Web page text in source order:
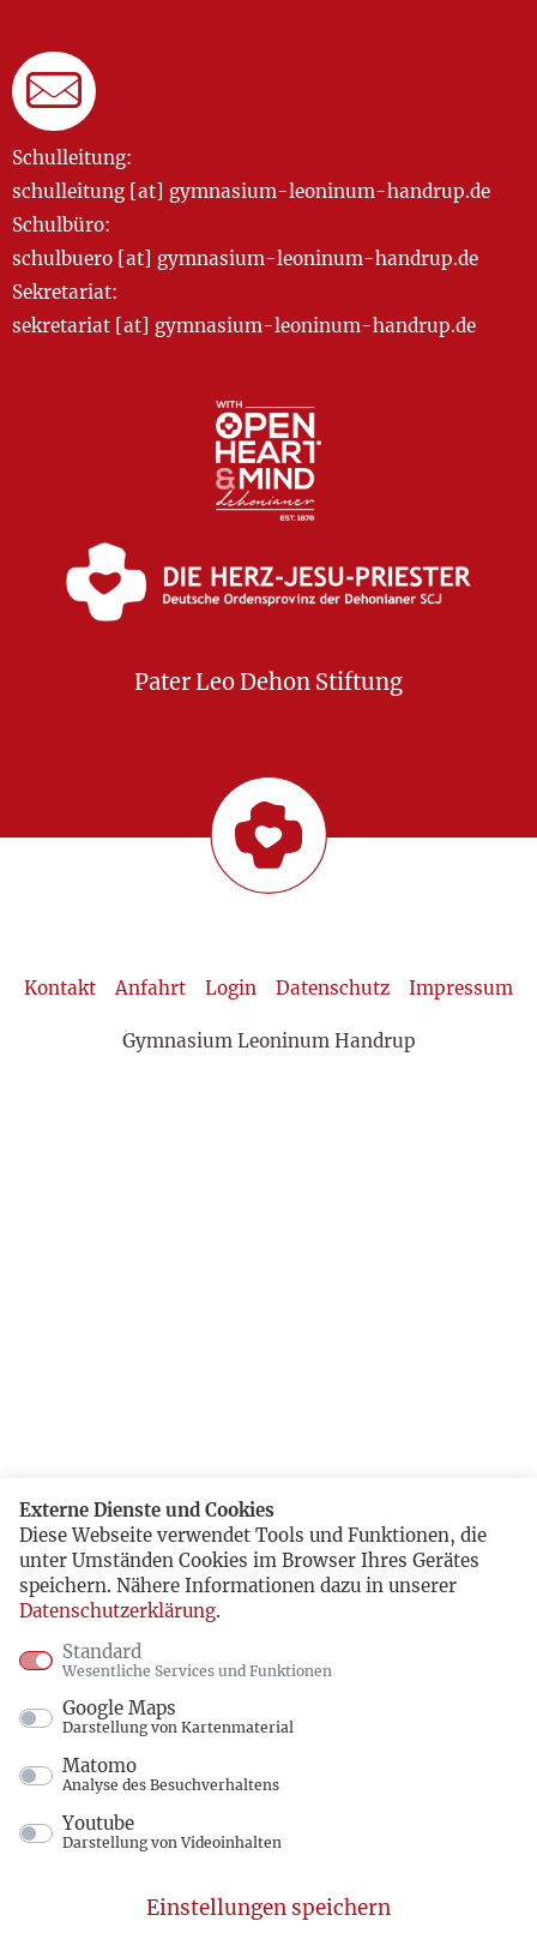
Schulleitung:
schulleitung [at] gymnasium-leoninum-handrup.de
Schulbüro:
schulbuero [at] gymnasium-leoninum-handrup.de
Sekretariat:
sekretariat [at] gymnasium-leoninum-handrup.de
Pater Leo Dehon Stiftung
Kontakt Anfahrt Login Datenschutz Impressum
Gymnasium Leoninum Handrup
Externe Dienste und Cookies
Diese Webseite verwendet Tools und Funktionen, die
unter Umständen Cookies im Browser Ihres Gerätes
speichern. Nähere Informationen dazu in unserer
Datenschutzerklärung.
Standard
Wesentliche Services und Funktionen
Google Maps
Darstellung von Kartenmaterial
Matomo
Analyse des Besuchverhaltens
Youtube
Darstellung von Videoinhalten
Einstellungen speichern